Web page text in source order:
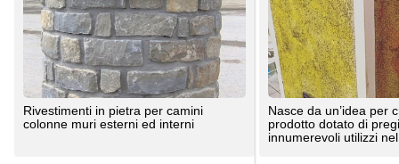
P.A.PAVIMENTI ARTISTICI SRL Valex Parquet Livorno